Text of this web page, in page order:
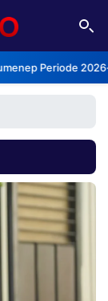
Periode